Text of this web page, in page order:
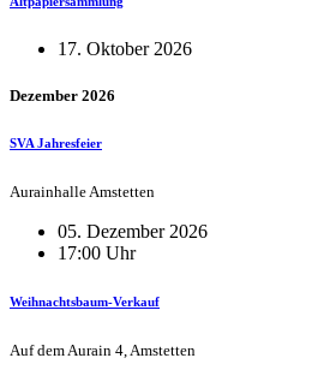
17. Oktober 2026
Dezember 2026
SVA Jahresfeier
Aurainhalle Amstetten
05. Dezember 2026
17:00 Uhr
Weihnachtsbaum-Verkauf
Auf dem Aurain 4, Amstetten